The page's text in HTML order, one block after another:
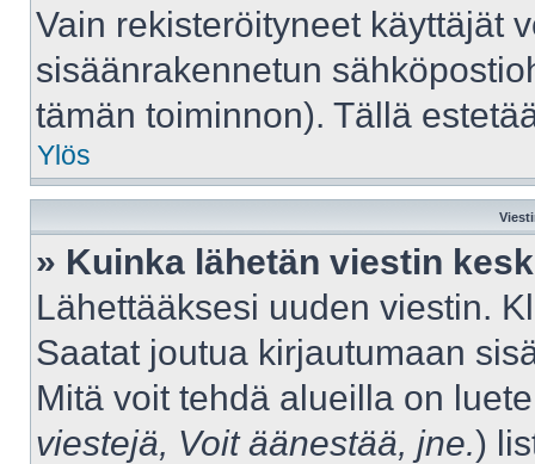
Vain rekisteröityneet käyttäjät
sisäänrakennetun
tämän toiminnon). Tällä
Ylös
» Kuinka lähetän viestin
Lähettääksesi uuden viestin.
Saatat joutua kirjautumaan
Mitä voit tehdä alueilla on
viestejä, Voit äänestää, jne.)